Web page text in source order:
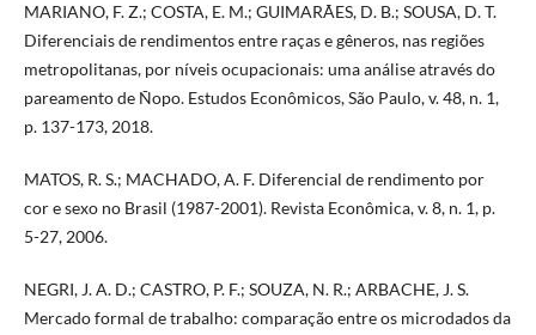
MARIANO, F. Z.; COSTA, E. M.; GUIMARÃES, D. B.; SOUSA, D. T.
Diferenciais de rendimentos entre raças e gêneros, nas regiões
metropolitanas, por níveis ocupacionais: uma análise através do
pareamento de Ñopo. Estudos Econômicos, São Paulo, v. 48, n. 1,
p. 137-173, 2018.
MATOS, R. S.; MACHADO, A. F. Diferencial de rendimento por
cor e sexo no Brasil (1987-2001). Revista Econômica, v. 8, n. 1, p.
5-27, 2006.
NEGRI, J. A. D.; CASTRO, P. F.; SOUZA, N. R.; ARBACHE, J. S.
Mercado formal de trabalho: comparação entre os microdados da